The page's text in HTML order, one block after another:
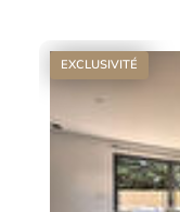
EXCLUSIVITÉ